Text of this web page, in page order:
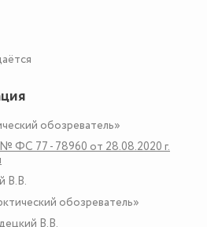
обозреватель»
ФС 77 - 78960 от 28.08.2020 г.
В.В.
обозреватель»
В.В.